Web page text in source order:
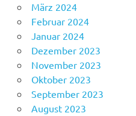
März 2024
Februar 2024
Januar 2024
Dezember 2023
November 2023
Oktober 2023
September 2023
August 2023